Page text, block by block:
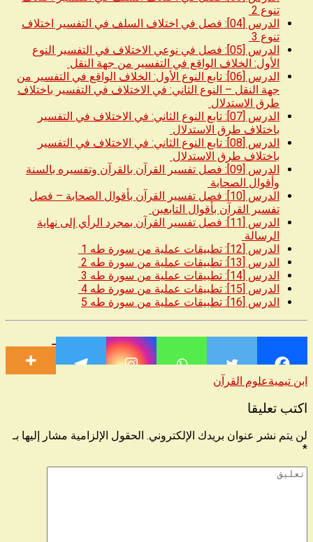
تنوع 2
الدرس [04]: فصل في اختلاف السلف في التفسير اختلاف
تنوع 3
الدرس [05]: فصل في نوعي الاختلاف في التفسير النوع
الأول: الخلاف الواقع في التفسير من جهة النقل
الدرس [06]: تابع النوع الأول: الخلاف الواقع في التفسير من
جهة النقل – النوع الثاني: في الاختلاف في التفسير باختلاف
طرق الاستدلال
الدرس [07]: تابع النوع الثاني: في الاختلاف في التفسير
باختلاف طرق الاستدلال
الدرس [08]: تابع النوع الثاني: في الاختلاف في التفسير
باختلاف طرق الاستدلال
الدرس [09]: فصل تفسير القرآن بالقرآن وتفسيره بالسنة
وأقوال الصحابة
الدرس [10]: فصل تفسير القرآن بأقوال الصحابة – فصل
تفسير القرآن بأقوال التابعين
الدرس [11]: فصل تفسير القرآن بمجرد الرأي إلى نهاية
الرسالة
الدرس [12]: تطبيقات عملية من سورة طه 1
الدرس [13]: تطبيقات عملية من سورة طه 2
الدرس [14]: تطبيقات عملية من سورة طه 3
الدرس [15]: تطبيقات عملية من سورة طه 4
الدرس [16]: تطبيقات عملية من سورة طه 5
ابن تيميةعلوم القرآن
اكتب تعليقا
لن يتم نشر عنوان بريدك الإلكتروني. الحقول الإلزامية مشار إليها بـ
*